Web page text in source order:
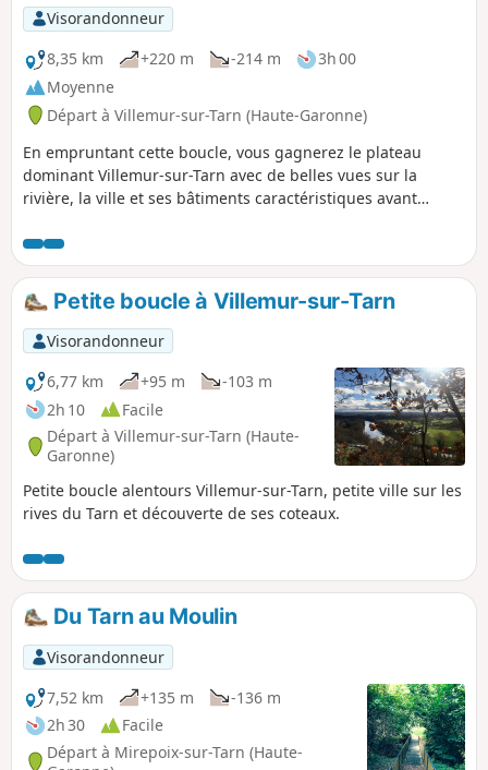
Visorandonneur
8,35 km
+220 m -214 m
3h 00
Moyenne
Départ à Villemur-sur-Tarn (Haute-Garonne)
En empruntant cette boucle, vous gagnerez le plateau
dominant Villemur-sur-Tarn avec de belles vues sur la
rivière, la ville et ses bâtiments caractéristiques avant
dans la campagne vallonnée environnante.
Petite boucle à Villemur-sur-Tarn
Visorandonneur
6,77 km
+95 m
-103 m
2h 10
Facile
Départ à Villemur-sur-Tarn (Haute-
Garonne)
Petite boucle alentours Villemur-sur-Tarn, petite ville sur les
rives du Tarn et découverte de ses coteaux.
Du Tarn au Moulin
Visorandonneur
7,52 km
+135 m
-136 m
2h 30
Facile
Départ à Mirepoix-sur-Tarn (Haute-